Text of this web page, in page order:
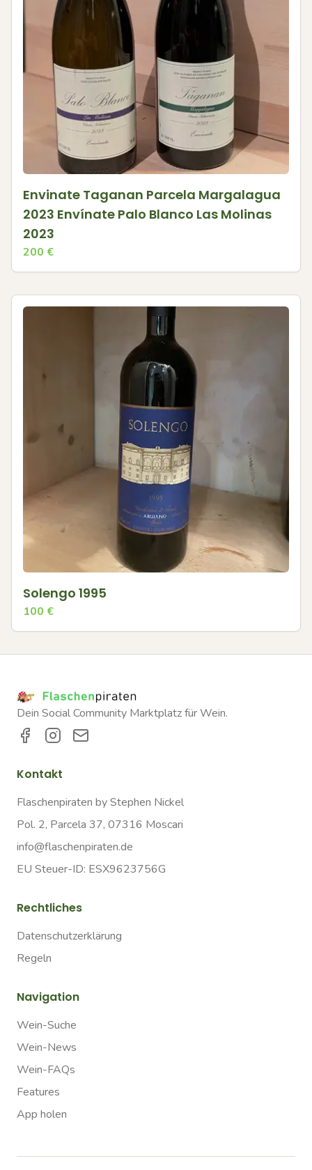
Envinate Taganan Parcela Margalagua
2023 Envínate Palo Blanco Las Molinas
2023
200 €
Solengo 1995
100 €
Dein Social Community Marktplatz für Wein.
Kontakt
Flaschenpiraten by Stephen Nickel
Pol. 2, Parcela 37, 07316 Moscari
info@flaschenpiraten.de
EU Steuer-ID: ESX9623756G
Rechtliches
Datenschutzerklärung
Regeln
Navigation
Wein-Suche
Wein-News
Wein-FAQs
Features
App holen